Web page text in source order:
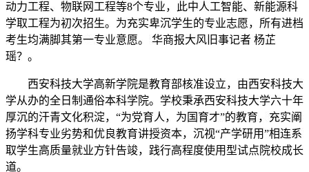
动力工程、物联网工程等8个专业，此中人工智能、新能源科
学取工程为初次招生。为充实卑沉学生的专业志愿，所有进档
考生均满脚其第一专业意愿。 华商报大风旧事记者 杨芷
瑶？。
西安科技大学高新学院是教育部核准设立，由西安科技大
学从办的全日制通俗本科学院。学校秉承西安科技大学六十年
厚沉的汗青文化积淀，“为党育人，为国育才”的教育，充实阐
扬学科专业劣势和优良教育讲授资本，沉视“产学研用”相连系
取学生高质量就业方针告竣，践行高程度使用型试点院校成长
道。